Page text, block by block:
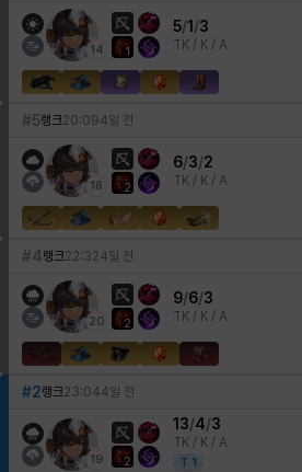
14 1
5/1 /3
TK / K / A
#5랭크20:094일 전
18 2
6/3/2
TK / K / A
#4랭크22:324일 전
20 2
9/6/3
TK / K / A
#2랭크23:044일 전
19 2
13/4/3
TK / K / A
T 1